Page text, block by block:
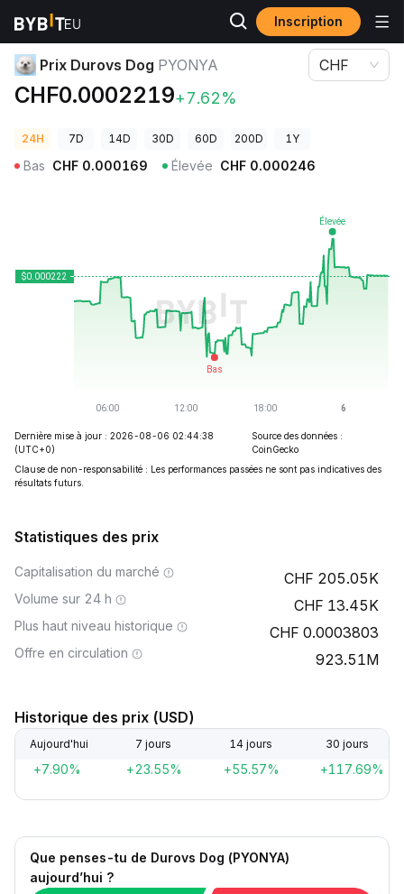
Inscription
Prix des cryptos Prix Durovs Dog PYONYA
Prix Durovs Dog PYONYA
CHF0.0002219+7.62%
CHF
24H 7D 14D 30D 60D 200D 1Y
Bas CHF 0.000169 Élevée CHF 0.000246
Dernière mise à jour : 2026-08-06 02:44:38
(UTC+0)
Source des données :
CoinGecko
Clause de non-responsabilité : Les performances passées ne sont pas indicatives des
résultats futurs.
Statistiques des prix
Capitalisation du marché 205.05K
Volume sur 24 h 13.45K
Plus haut niveau historique 0.0003803
Offre en circulation 923.51M
Historique des prix (USD)
Aujourd'hui 7 jours 14 jours 30 jours
+7.90% +23.55% +55.57% +117.69%
Que penses-tu de Durovs Dog (PYONYA)
aujourd’hui ?